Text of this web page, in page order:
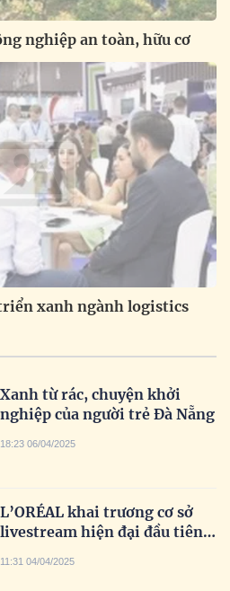
nghiệp an toàn, hữu cơ
xanh ngành logistics
Xanh từ rác, chuyện khởi
nghiệp của người trẻ Đà Nẵng
18:23 06/04/2025
L’ORÉAL khai trương cơ sở
livestream hiện đại đầu tiên
11:31 04/04/2025